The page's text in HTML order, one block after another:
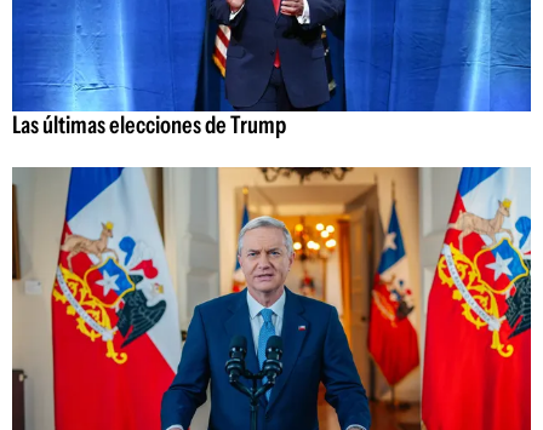
Las últimas elecciones de Trump